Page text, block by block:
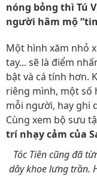
nóng bỏng thì Tú
người hâm mộ
Một hình xăm nhỏ
tay... sẽ là điểm
bật và cá tính hơn.
riêng mình, một số
mỗi người, hay ghi
Cùng xem bộ sưu
trí nhạy cảm của
Tóc Tiên cũng đã
dây khoe lưng trần.